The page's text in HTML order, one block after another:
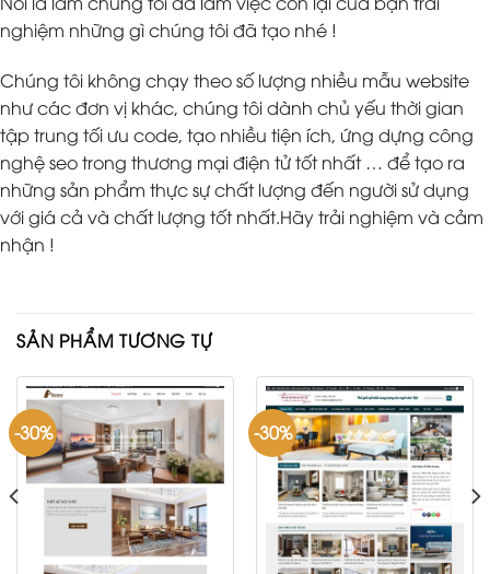
nghiệm những gì chúng tôi đã tạo nhé !
Chúng tôi không chạy theo số lượng nhiều mẫu website
như các đơn vị khác, chúng tôi dành chủ yếu thời gian
tập trung tối ưu code, tạo nhiều tiện ích, ứng dựng công
nghệ seo trong thương mại điện tử tốt nhất … để tạo ra
những sản phẩm thực sự chất lượng đến người sử dụng
với giá cả và chất lượng tốt nhất.Hãy trải nghiệm và cảm
nhận !
SẢN PHẨM TƯƠNG TỰ
-30% -30%